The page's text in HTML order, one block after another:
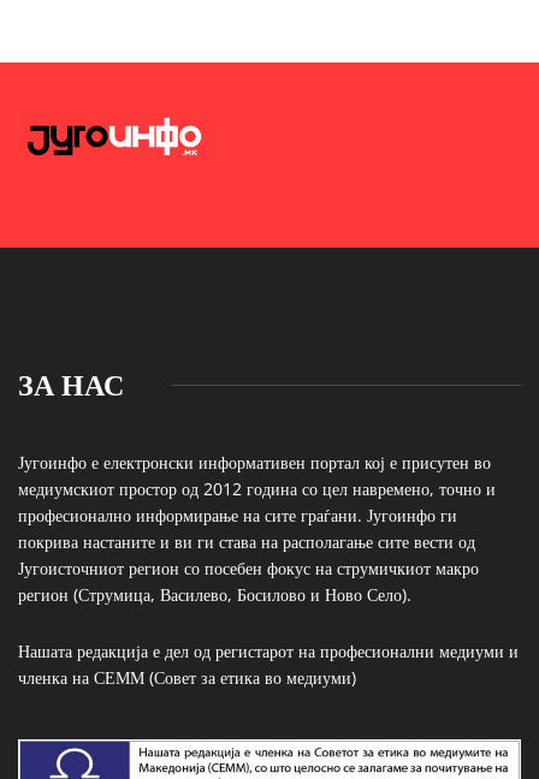
ЗА НАС
Југоинфо е електронски информативен портал кој е присутен во
медиумскиот простор од 2012 година со цел навремено, точно и
професионално информирање на сите граѓани. Југоинфо ги
покрива настаните и ви ги става на располагање сите вести од
Југоисточниот регион со посебен фокус на струмичкиот макро
регион (Струмица, Василево, Босилово и Ново Село).
Нашата редакција е дел од регистарот на професионални медиуми и
членка на СЕММ (Совет за етика во медиуми)